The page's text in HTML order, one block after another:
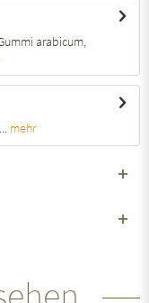
arabicum,
mehr